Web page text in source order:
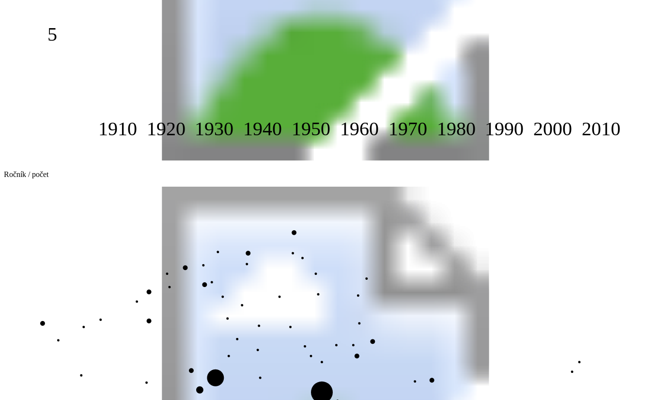
1910 1920 1930 1940 1950 1960 1970 1980 1990 2000 2010
5
Ročník / počet